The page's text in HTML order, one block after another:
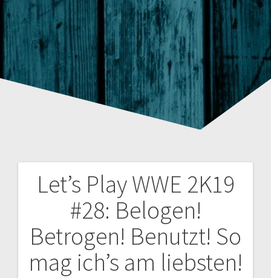
Let’s Play WWE 2K19
#28: Belogen!
Betrogen! Benutzt! So
mag ich’s am liebsten!
Beitragsnavigation